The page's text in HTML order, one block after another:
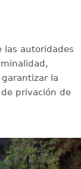
las autoridades
la
privación de